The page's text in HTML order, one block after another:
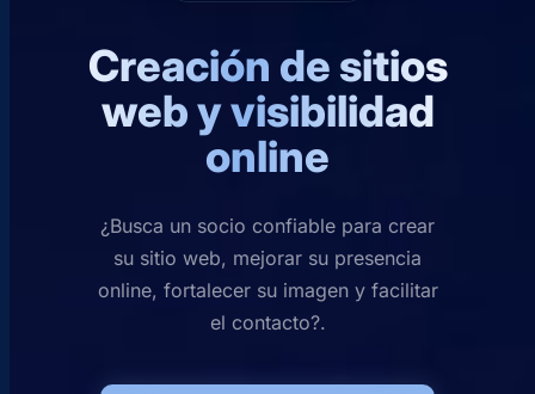
Creación de sitios
web y visibilidad
online
¿Busca un socio confiable para crear
su sitio web, mejorar su presencia
online, fortalecer su imagen y facilitar
el contacto?.